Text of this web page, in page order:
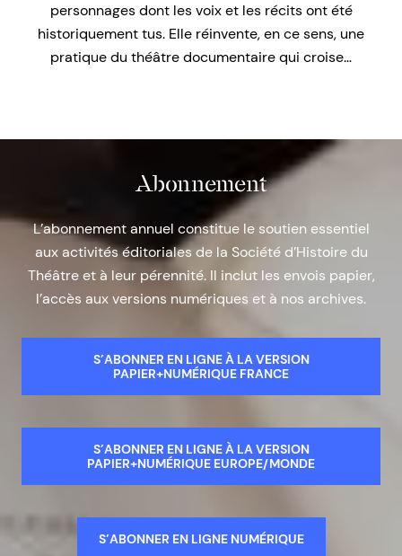
personnages dont les voix et les récits ont été
historiquement tus. Elle réinvente, en ce sens, une
pratique du théâtre documentaire qui croise…
Abonnement
L’abonnement annuel constitue le soutien essentiel
aux activités éditoriales de la Société d’Histoire du
Théâtre et à leur pérennité. Il inclut les envois papier,
l’accès aux versions numériques et à nos archives.
S’ABONNER EN LIGNE À LA VERSION
PAPIER+NUMÉRIQUE FRANCE
S’ABONNER EN LIGNE À LA VERSION
PAPIER+NUMÉRIQUE EUROPE/MONDE
S’ABONNER EN LIGNE NUMÉRIQUE